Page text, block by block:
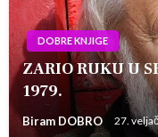
DOBRE KNJIGE
ZARIO RUKU U
1979.
Biram DOBRO 27.